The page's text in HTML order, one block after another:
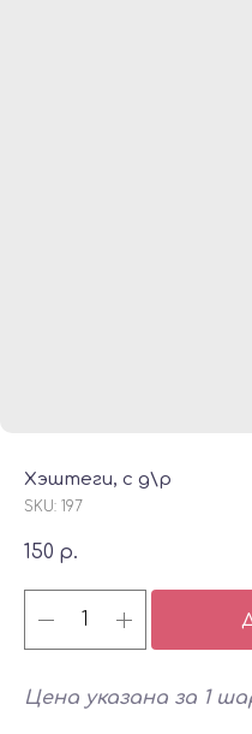
Хэштеги, с д\р
SKU: 197
150 р.
Цена указана за 1